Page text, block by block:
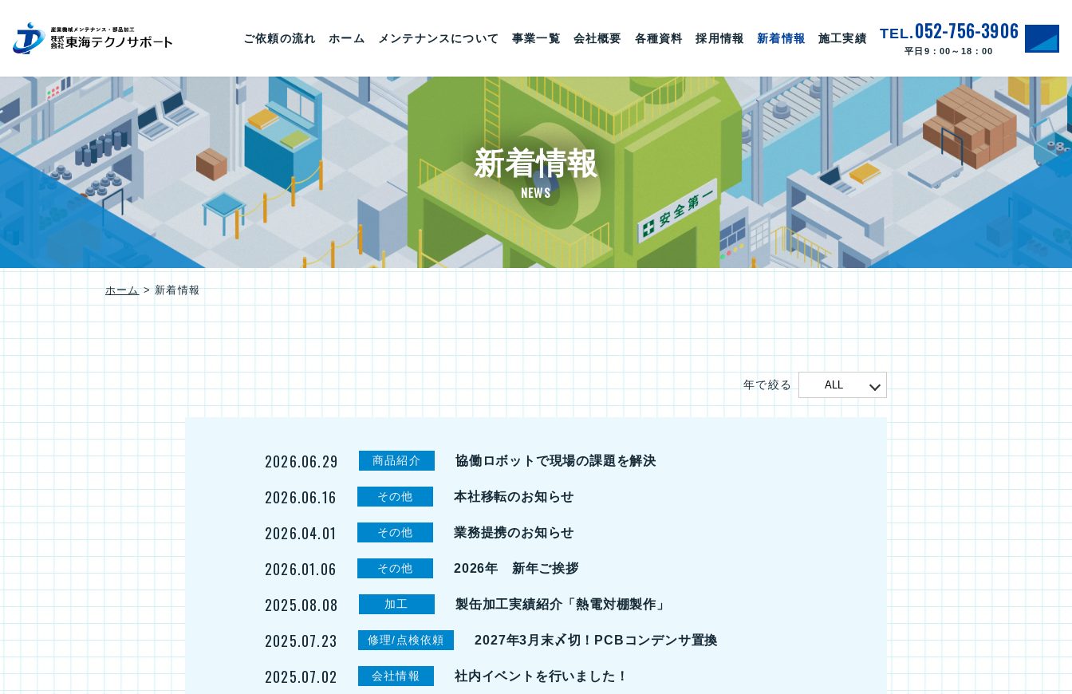
ご依頼の流れ ホーム メンテナンスについて 事業一覧 会社概要 各種資料 採用情報 新着情報 施工実績 TEL. 052-756-3906
平日9：00～18：00
新着情報
NEWS
ホーム>新着情報
年で絞る ALL
2026.06.29 商品紹介 協働ロボットで現場の課題を解決
2026.06.16 その他 本社移転のお知らせ
2026.04.01 その他 業務提携のお知らせ
2026.01.06 その他 2026年 新年ご挨拶
2025.08.08 加工 製缶加工実績紹介「熱電対棚製作」
2025.07.23 修理/点検依頼 2027年3月末〆切！PCBコンデンサ置換
2025.07.02 会社情報 社内イベントを行いました！